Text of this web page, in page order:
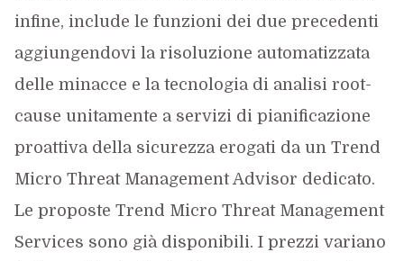
infine, include le funzioni dei due precedenti
aggiungendovi la risoluzione automatizzata
delle minacce e la tecnologia di analisi root-
cause unitamente a servizi di pianificazione
proattiva della sicurezza erogati da un Trend
Micro Threat Management Advisor dedicato.
Le proposte Trend Micro Threat Management
Services sono già disponibili. I prezzi variano